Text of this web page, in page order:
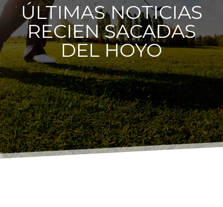
ÚLTIMAS NOTICIAS
RECIEN SACADAS
DEL HOYO